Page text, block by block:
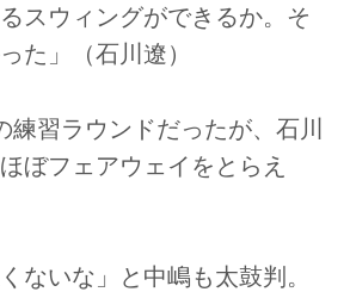
スウィングができるか。そ
た」（石川遼）
練習ラウンドだったが、石川
ぼフェアウェイをとらえ
ないな」と中嶋も太鼓判。